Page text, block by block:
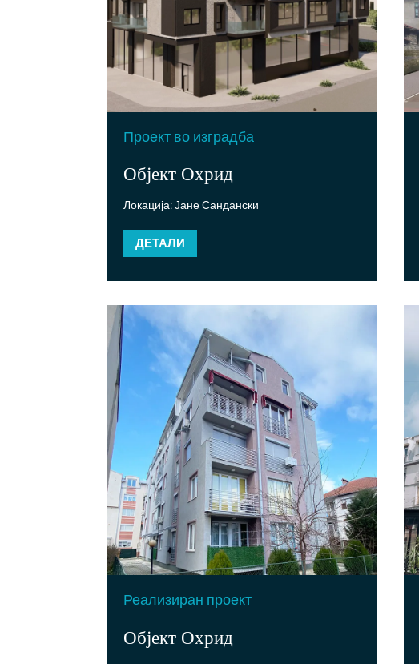
Проект во изградба
Објект Охрид
Локација: Јане Сандански
ДЕТАЛИ
Реализиран проект
Објект Охрид